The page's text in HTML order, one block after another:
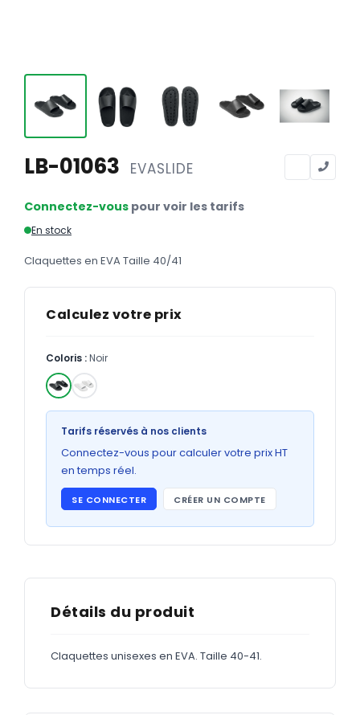
Tête de lettre
Enveloppes
Sous-mains
Chemises
Bons de commande
GRAND FORMAT
Abribus
Plans
Bâche
ADHÉSIFS
Étiquettes adhésives en bobine
Adhésifs vitrine
LB-01063 EVASLIDE
Connectez-vous pour voir les tarifs
En stock
Claquettes en EVA Taille 40/41
Calculez votre prix
Coloris :Noir
Tarifs réservés à nos clients
Connectez-vous pour calculer votre prix HT
en temps réel.
SE CONNECTER CRÉER UN COMPTE
Détails du produit
Claquettes unisexes en EVA. Taille 40-41.